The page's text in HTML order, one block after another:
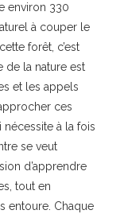
environ 330
à couper le
forêt, c’est
de la nature est
et les appels
ces
nécessite à la fois
se veut
d’apprendre
tout en
entoure. Chaque